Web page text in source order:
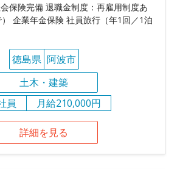
保険完備 退職金制度：再雇用制度あ
企業年金保険 社員旅行（年1回／1泊
徳島県 阿波市
土木・建築
員
月給210,000円
詳細を見る